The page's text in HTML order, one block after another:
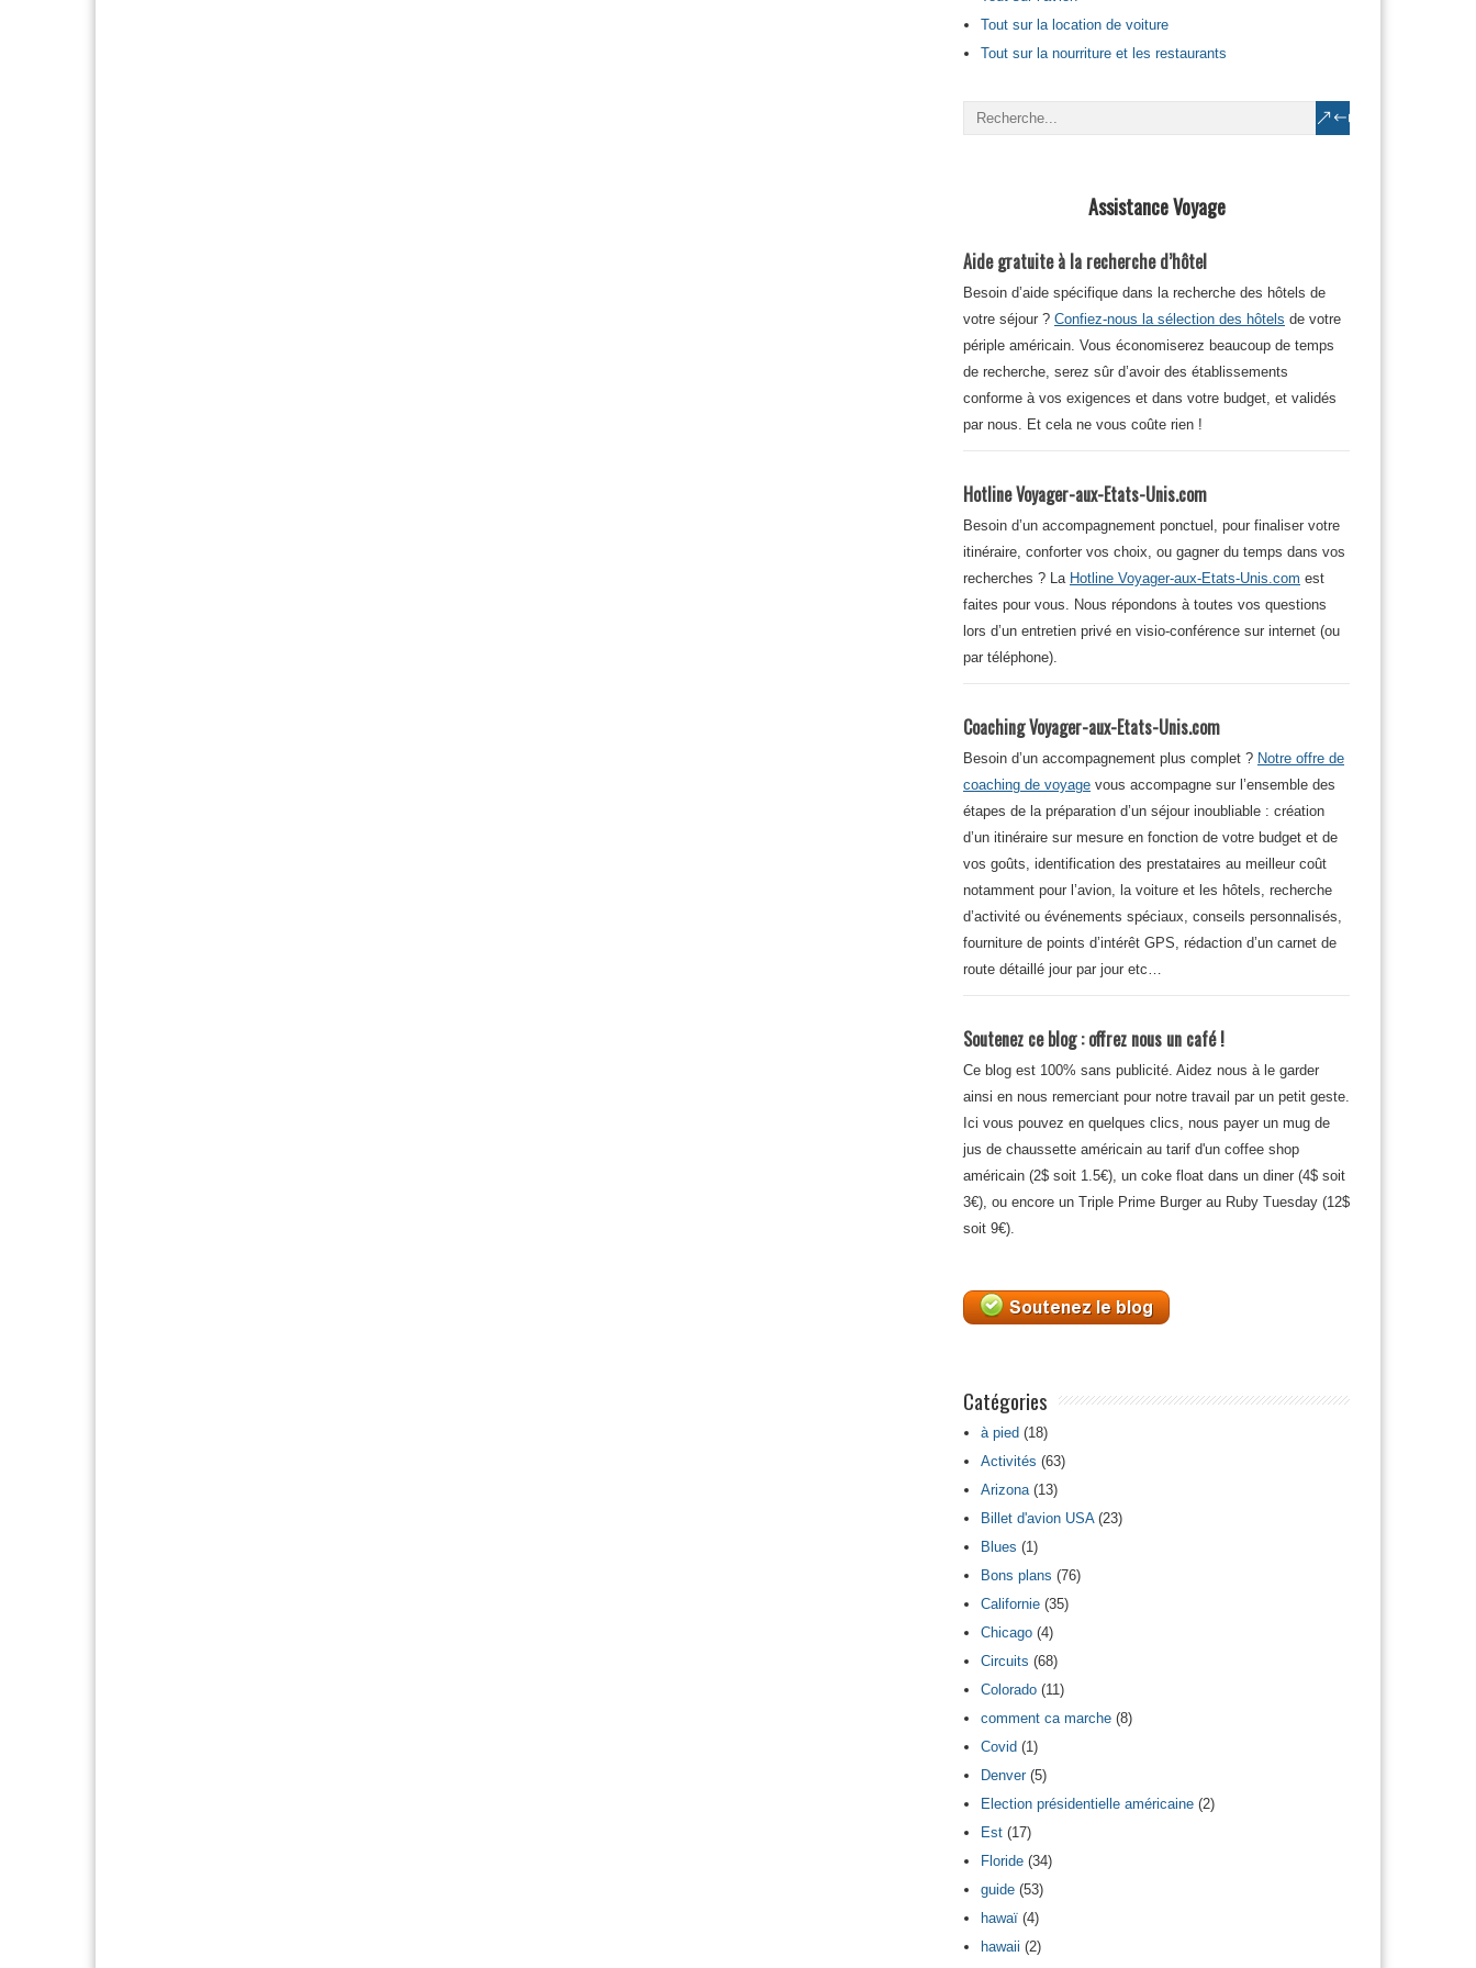
Tout sur la location de voiture
Tout sur la nourriture et les restaurants
Assistance Voyage
Aide gratuite à la recherche d’hôtel
Besoin d’aide spécifique dans la recherche des hôtels de
votre séjour ? Confiez-nous la sélection des hôtels de votre
périple américain. Vous économiserez beaucoup de temps
de recherche, serez sûr d’avoir des établissements
conforme à vos exigences et dans votre budget, et validés
par nous. Et cela ne vous coûte rien !
Hotline Voyager-aux-Etats-Unis.com
Besoin d’un accompagnement ponctuel, pour finaliser votre
itinéraire, conforter vos choix, ou gagner du temps dans vos
recherches ? La Hotline Voyager-aux-Etats-Unis.com est
faites pour vous. Nous répondons à toutes vos questions
lors d’un entretien privé en visio-conférence sur internet (ou
par téléphone).
Coaching Voyager-aux-Etats-Unis.com
Besoin d’un accompagnement plus complet ? Notre offre de
coaching de voyage vous accompagne sur l’ensemble des
étapes de la préparation d’un séjour inoubliable : création
d’un itinéraire sur mesure en fonction de votre budget et de
vos goûts, identification des prestataires au meilleur coût
notamment pour l’avion, la voiture et les hôtels, recherche
d’activité ou événements spéciaux, conseils personnalisés,
fourniture de points d’intérêt GPS, rédaction d’un carnet de
route détaillé jour par jour etc…
Soutenez ce blog : offrez nous un café !
Ce blog est 100% sans publicité. Aidez nous à le garder
ainsi en nous remerciant pour notre travail par un petit geste.
Ici vous pouvez en quelques clics, nous payer un mug de
jus de chaussette américain au tarif d'un coffee shop
américain (2$ soit 1.5€), un coke float dans un diner (4$ soit
3€), ou encore un Triple Prime Burger au Ruby Tuesday (12$
soit 9€).
Catégories
à pied (18)
Activités (63)
Arizona(13)
Billet d'avion USA(23)
Blues (1)
Bons plans (76)
Californie (35)
Chicago (4)
Circuits (68)
Colorado (11)
comment ca marche (8)
Covid (1)
Denver(5)
Election présidentielle américaine (2)
Est (17)
Floride (34)
guide (53)
hawaï (4)
hawaii (2)